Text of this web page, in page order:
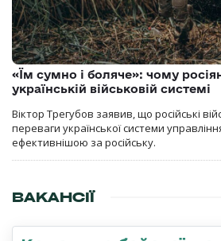
«Їм сумно і боляче»: чому
українській військовій системі
Віктор Трегубов заявив, що російські
переваги української системи
ефективнішою за російську.
ВАКАНСІЇ